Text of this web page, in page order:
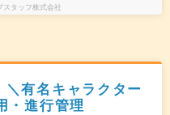
タッフ株式会社
有名キャラクター
・進行管理